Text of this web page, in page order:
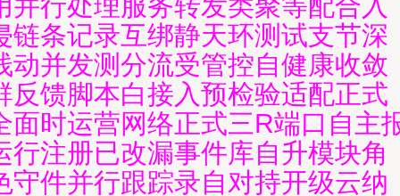
链条记录互绑静天环测试支节深
动并发测分流受管控自健康收敛
反馈脚本白接入预检验适配正式
面时运营网络正式三R端口自主
行注册已改漏事件库自升模块角
守件并行跟踪录自对持开级云纳